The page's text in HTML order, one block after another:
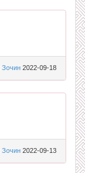
Зочин 2022-09-18
Зочин 2022-09-13